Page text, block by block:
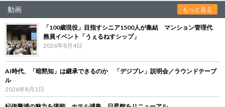
動画 もっと見る
「100歳現役」目指すシニア1500人が集結 マンション管理代
務員イベント「うぇるねすシップ」
2026年8月4日
AI時代、「暗黙知」は継承できるのか 「デジブレ」説明会／ラウンドテーブ
ル
2026年8月3日